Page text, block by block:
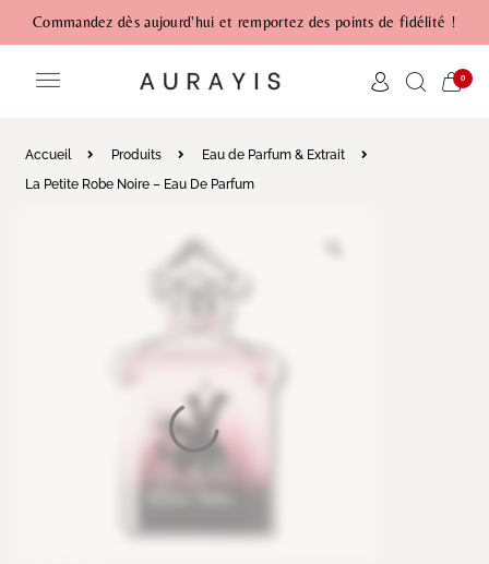
Commandez dès aujourd'hui et remportez des points de fidélité !
0
Accueil Produits
Eau de Parfum & Extrait
La Petite Robe Noire – Eau De Parfum